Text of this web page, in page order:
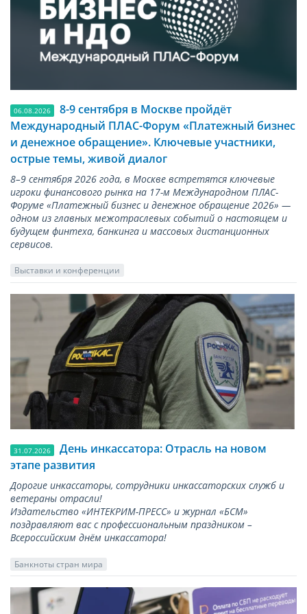
06.08.2026
8-9 сентября в Москве пройдёт
Международный ПЛАС-Форум «Платежный бизнес
и денежное обращение». Ключевые участники,
острые темы, живой диалог
8–9 сентября 2026 года, в Москве встретятся ключевые
игроки финансового рынка на 17-м Международном ПЛАС-
Форуме «Платежный бизнес и денежное обращение 2026» —
одном из главных межотраслевых событий о настоящем и
будущем финтеха, банкинга и массовых дистанционных
сервисов.
Выставки и конференции
31.07.2026
День инкассатора: Отрасль на новом
этапе развития
Дорогие инкассаторы, сотрудники инкассаторских служб и
ветераны отрасли!
Издательство «ИНТЕКРИМ-ПРЕСС» и журнал «БСМ»
поздравляют вас с профессиональным праздником –
Всероссийским днём инкассатора!
Банкноты стран мира